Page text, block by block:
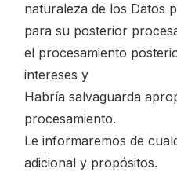
naturaleza de los Datos
para su posterior
el procesamiento
intereses y
Habría salvaguarda
procesamiento.
Le informaremos de
adicional y propósitos.